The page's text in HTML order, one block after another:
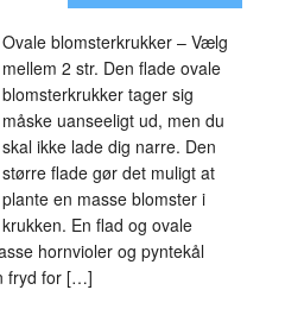
Ovale blomsterkrukker – Vælg
mellem 2 str. Den flade ovale
blomsterkrukker tager sig
måske uanseeligt ud, men du
skal ikke lade dig narre. Den
større flade gør det muligt at
plante en masse blomster i
krukken. En flad og ovale
hornvioler og pyntekål
fryd for […]